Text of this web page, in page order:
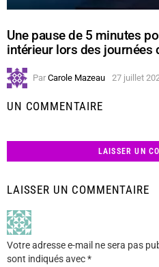
Une pause de 5 minutes
intérieur lors des journées
Par Carole Mazeau 27 juillet
UN COMMENTAIRE
LAISSER UN
LAISSER UN COMMENTAIRE
Votre adresse e-mail ne sera pas
sont indiqués avec*